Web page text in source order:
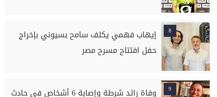
8
إيهاب فهمي يكلف سامح بسيوني بإخراج
حفل افتتاح مسرح مصر
9 وفاة رائد شرطة وإصابة 6 أشخاص في حادث